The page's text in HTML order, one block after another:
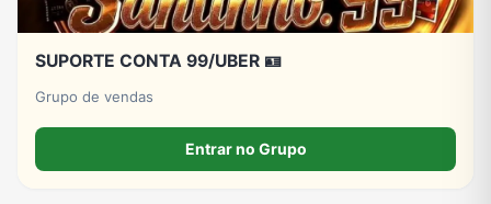
SUPORTE CONTA 99/UBER 🪪
Grupo de vendas
Entrar no Grupo